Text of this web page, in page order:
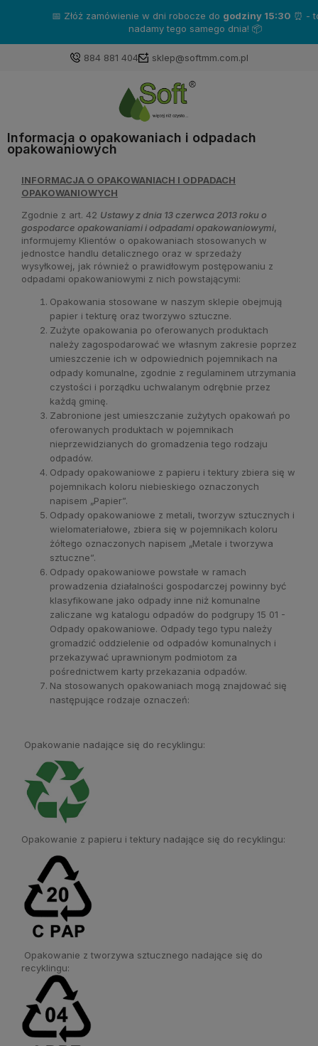
📅 Złóż zamówienie w dni robocze dogodziny 15:30⏰ - towar
nadamy tego samego dnia! 📦
884 881 404 sklep@softmm.com.pl
Informacja o opakowaniach i odpadach
opakowaniowych
INFORMACJA O OPAKOWANIACH I ODPADACH
OPAKOWANIOWYCH
Zgodnie z art. 42 Ustawy z dnia 13 czerwca 2013 roku o
gospodarce opakowaniami i odpadami opakowaniowymi,
informujemy Klientów o opakowaniach stosowanych w
jednostce handlu detalicznego oraz w sprzedaży
wysyłkowej, jak również o prawidłowym postępowaniu z
odpadami opakowaniowymi z nich powstającymi:
Opakowania stosowane w naszym sklepie obejmują
papier i tekturę oraz tworzywo sztuczne.
Zużyte opakowania po oferowanych produktach
należy zagospodarować we własnym zakresie poprzez
umieszczenie ich w odpowiednich pojemnikach na
odpady komunalne, zgodnie z regulaminem utrzymania
czystości i porządku uchwalanym odrębnie przez
każdą gminę.
Zabronione jest umieszczanie zużytych opakowań po
oferowanych produktach w pojemnikach
nieprzewidzianych do gromadzenia tego rodzaju
odpadów.
Odpady opakowaniowe z papieru i tektury zbiera się w
pojemnikach koloru niebieskiego oznaczonych
napisem „Papier”.
Odpady opakowaniowe z metali, tworzyw sztucznych i
wielomateriałowe, zbiera się w pojemnikach koloru
żółtego oznaczonych napisem „Metale i tworzywa
sztuczne”.
Odpady opakowaniowe powstałe w ramach
prowadzenia działalności gospodarczej powinny być
klasyfikowane jako odpady inne niż komunalne
zaliczane wg katalogu odpadów do podgrupy 15 01 -
Odpady opakowaniowe. Odpady tego typu należy
gromadzić oddzielenie od odpadów komunalnych i
przekazywać uprawnionym podmiotom za
pośrednictwem karty przekazania odpadów.
Na stosowanych opakowaniach mogą znajdować się
następujące rodzaje oznaczeń:
Opakowanie nadające się do recyklingu:
Opakowanie z papieru i tektury nadające się do recyklingu:
Opakowanie z tworzywa sztucznego nadające się do
recyklingu: